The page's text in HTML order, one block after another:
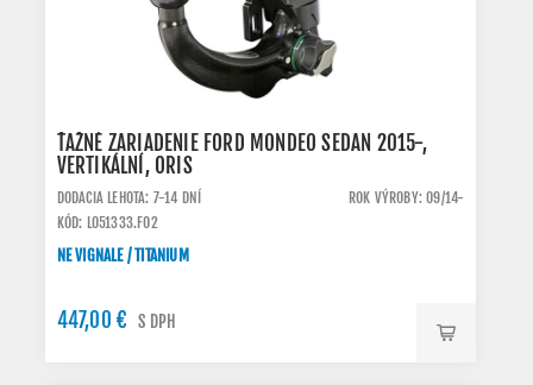
ŤAŽNÉ ZARIADENIE FORD MONDEO SEDAN 2015-,
VERTIKÁLNÍ, ORIS
DODACIA LEHOTA: 7-14 DNÍ
ROK VÝROBY: 09/14-
KÓD: L051333.FO2
NE VIGNALE / TITANIUM
447,00 € S DPH